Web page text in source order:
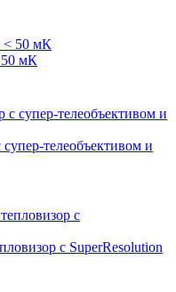
50 мК
телеобъективом и
с SuperResolution